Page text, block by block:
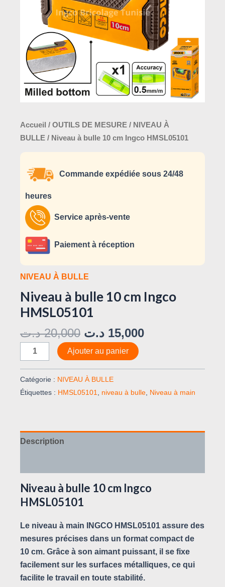
Accueil / OUTILS DE MESURE / NIVEAU À
BULLE / Niveau à bulle 10 cm Ingco HMSL05101
Commande expédiée sous 24/48
heures
Service après-vente
Paiement à réception
NIVEAU À BULLE
Niveau à bulle 10 cm Ingco
HMSL05101
20,000 د.ت 15,000 د.ت
Ingco
HMSL05101
Ajouter au panier
Catégorie : NIVEAU À BULLE
Étiquettes : HMSL05101, niveau à bulle, Niveau à main
Description
Niveau à bulle 10 cm Ingco
HMSL05101
Le niveau à main INGCO HMSL05101 assure des
mesures précises dans un format compact de
10 cm. Grâce à son aimant puissant, il se fixe
facilement sur les surfaces métalliques, ce qui
facilite le travail en toute stabilité.